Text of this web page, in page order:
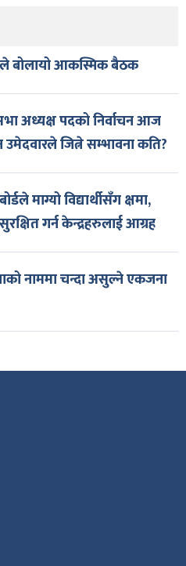
बोलायो आकस्मिक बैठक
अध्यक्ष पदको निर्वाचन आज
जित्ने सम्भावना कति?
माग्यो विद्यार्थीसँग क्षमा,
सुरक्षित गर्न केन्द्रहरुलाई आग्रह
नाममा चन्दा असुल्ने एकजना